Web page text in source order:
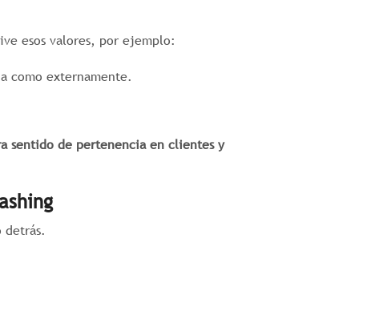
esos valores, por ejemplo:
como externamente.
sentido de pertenencia en clientes y
detrás.